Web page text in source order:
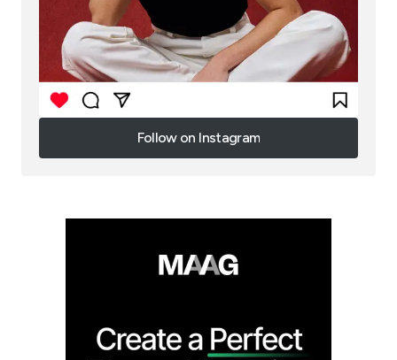
Follow on Instagram
Follow on Instagram